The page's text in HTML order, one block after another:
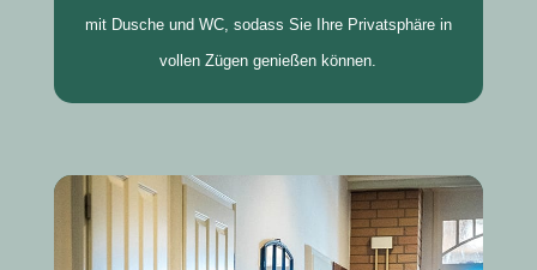
mit Dusche und WC, sodass Sie Ihre Privatsphäre in
vollen Zügen genießen können.